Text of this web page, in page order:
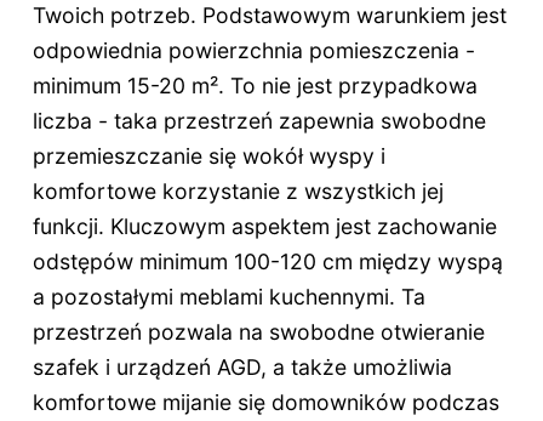
Twoich potrzeb. Podstawowym warunkiem jest
odpowiednia powierzchnia pomieszczenia -
minimum 15-20 m². To nie jest przypadkowa
liczba - taka przestrzeń zapewnia swobodne
przemieszczanie się wokół wyspy i
komfortowe korzystanie z wszystkich jej
funkcji. Kluczowym aspektem jest zachowanie
odstępów minimum 100-120 cm między wyspą
a pozostałymi meblami kuchennymi. Ta
przestrzeń pozwala na swobodne otwieranie
szafek i urządzeń AGD, a także umożliwia
komfortowe mijanie się domowników podczas